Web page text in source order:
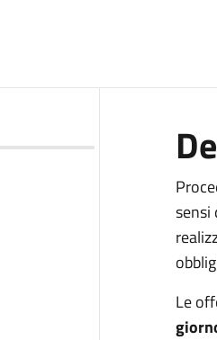
sensi
Le